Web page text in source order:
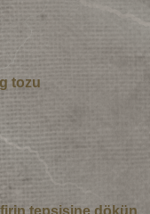
tozu
tepsisine dökün